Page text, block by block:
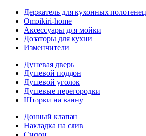
Держатель для кухонных полотенец
Omoikiri-home
Аксессуары для мойки
Дозаторы для кухни
Изменчители
Душевая дверь
Душевой поддон
Душевой уголок
Душевые перегородки
Шторки на ванну
Донный клапан
Накладка на слив
Сифон